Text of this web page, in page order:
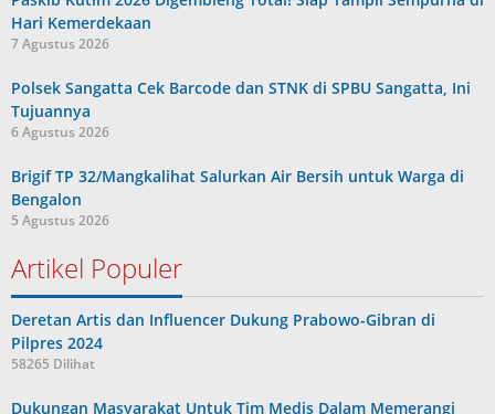
Hari Kemerdekaan
7 Agustus 2026
Polsek Sangatta Cek Barcode dan STNK di SPBU Sangatta, Ini
Tujuannya
6 Agustus 2026
Brigif TP 32/Mangkalihat Salurkan Air Bersih untuk Warga di
Bengalon
5 Agustus 2026
Artikel Populer
Deretan Artis dan Influencer Dukung Prabowo-Gibran di
Pilpres 2024
58265 Dilihat
Dukungan Masyarakat Untuk Tim Medis Dalam Memerangi